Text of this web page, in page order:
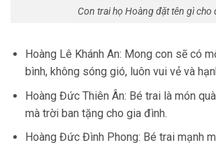
Con trai họ Hoàng đặt tên gì cho
Hoàng Lê Khánh An: Mong con sẽ có
bình, không sóng gió, luôn vui vẻ và
Hoàng Đức Thiên Ân: Bé trai là món
mà trời ban tặng cho gia đình.
Hoàng Đức Đình Phong: Bé trai mạnh